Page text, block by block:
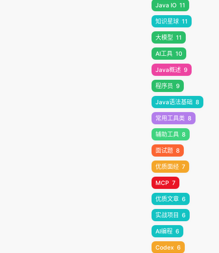
Java IO 11
知识星球 11
大模型 11
AI工具 10
Java概述 9
程序员 9
Java语法基础 8
常用工具类 8
辅助工具 8
面试题 8
优质面经 7
MCP 7
优质文章 6
实战项目 6
AI编程 6
Codex 6